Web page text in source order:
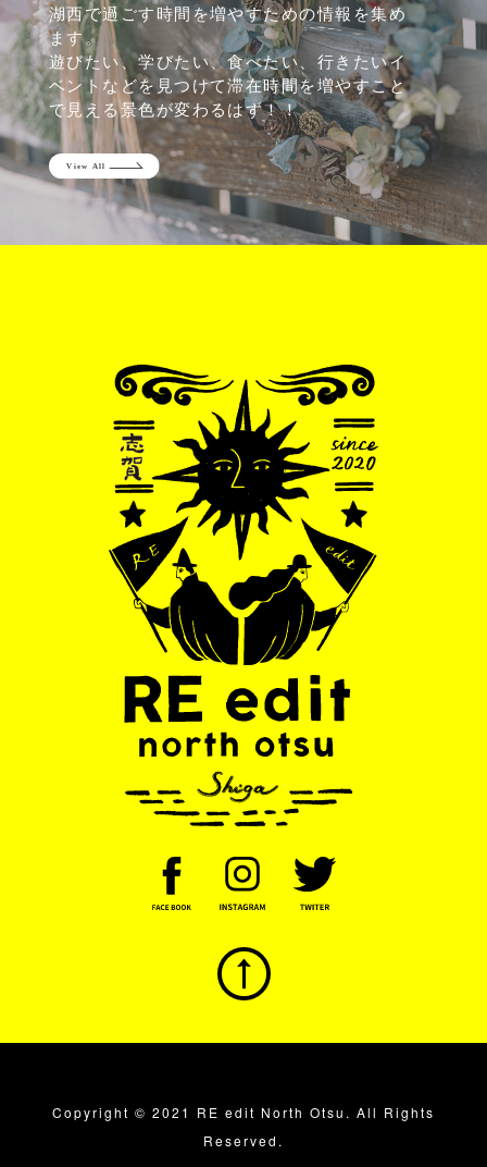
湖西で過ごす時間を増やすための情報を集め
ます。
遊びたい、学びたい、食べたい、行きたいイ
ベントなどを見つけて滞在時間を増やすこと
で見える景色が変わるはず！！
Copyright © 2021 RE edit North Otsu. All Rights
Reserved.